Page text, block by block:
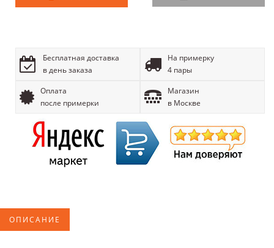
Бесплатная доставка
в день заказа
На примерку
4 пары
Оплата
после примерки
Магазин
в Москве
ОПИСАНИЕ